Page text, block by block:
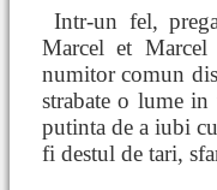
Intr-un fel,
Marcel et Marcel
numitor comun
strabate o lume in
putinta de a iubi
fi destul de tari,